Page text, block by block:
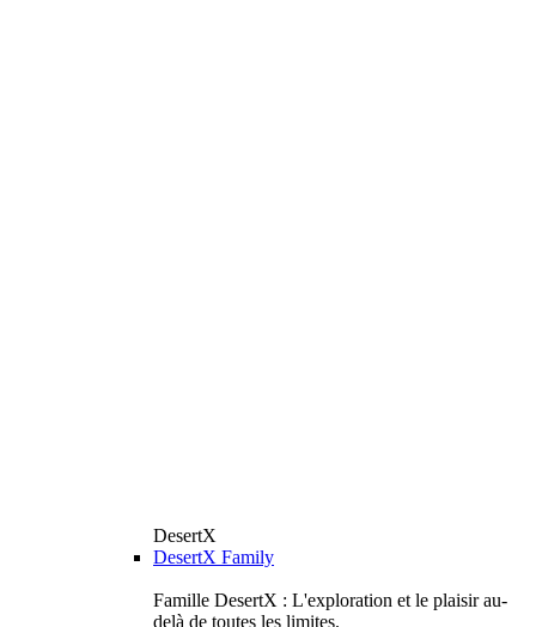
DesertX
DesertX Family
Famille DesertX : L'exploration et le plaisir au-
delà de toutes les limites.